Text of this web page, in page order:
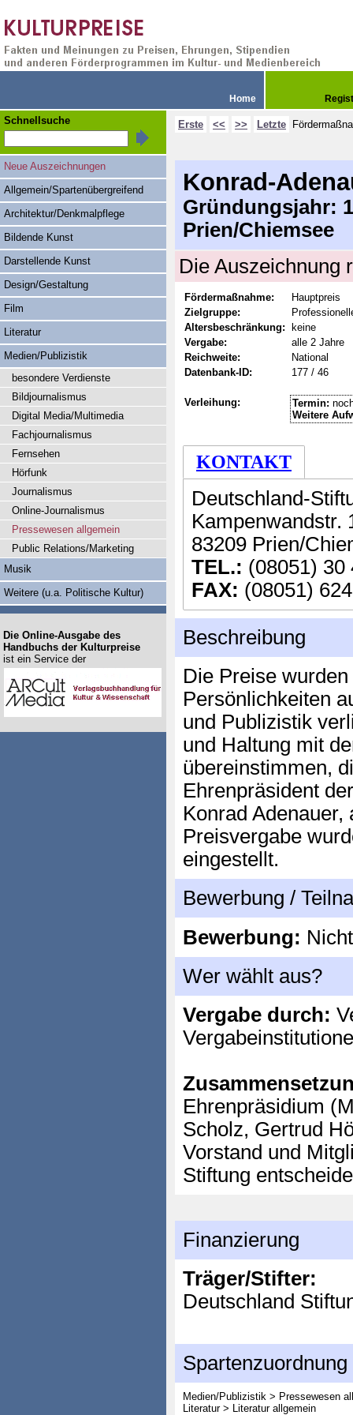
Home
Erste << >> Letzte
Konrad-
Gründungsjahr:
Prien/Chiemsee
Die Auszeichnung
Fördermaßnahme:
Hauptpreis
Zielgruppe:
Altersbeschränkung:
keine
Vergabe:
alle 2 Jahre
Reichweite:
National
Datenbank-ID:
177 / 46
Verleihung: Termin:
Weitere
KONTAKT
Deutschland-
Kampenwandstr.
83209 Prien/
TEL.: (08051) 30
FAX: (08051)
Beschreibung
Die Preise
Persönlichkeiten
und Publizistik
und Haltung mit
übereinstimmen,
Ehrenpräsident
Konrad
Preisvergabe
eingestellt.
Bewerbung /
Bewerbung:
Wer wählt aus?
Vergabe durch:
Ehrenpräsidium
Scholz, Gertrud
Vorstand und
Stiftung
Finanzierung
Träger/Stifter:
Deutschland
Spartenzuordnung
Medien/Publizistik > Pressewesen
Literatur > Literatur allgemein
Schnellsuche
Neue Auszeichnungen
Allgemein/Spartenübergreifend
Architektur/Denkmalpflege
Bildende Kunst
Darstellende Kunst
Design/Gestaltung
Film
Literatur
Medien/Publizistik
besondere Verdienste
Bildjournalismus
Digital Media/Multimedia
Fachjournalismus
Fernsehen
Hörfunk
Journalismus
Online-Journalismus
Pressewesen allgemein
Public Relations/Marketing
Musik
Weitere (u.a. Politische Kultur)
Die Online-Ausgabe des
Handbuchs der Kulturpreise
ist ein Service der